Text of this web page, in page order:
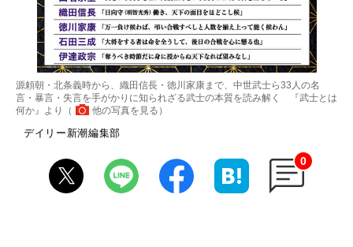
源頼朝・北条義時から、織田信長・徳川家康まで、中世武士ら33人の名
言・暴言・失言を手がかりに知られざる武士の本質を読み解く 『武士とは
何か』より（
他の写真を見る ）
デイリー新潮編集部
0